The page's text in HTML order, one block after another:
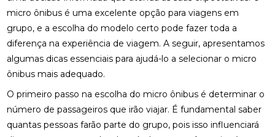
micro ônibus é uma excelente opção para viagens em
grupo, e a escolha do modelo certo pode fazer toda a
diferença na experiência de viagem. A seguir, apresentamos
algumas dicas essenciais para ajudá-lo a selecionar o micro
ônibus mais adequado.
O primeiro passo na escolha do micro ônibus é determinar o
número de passageiros que irão viajar. É fundamental saber
quantas pessoas farão parte do grupo, pois isso influenciará